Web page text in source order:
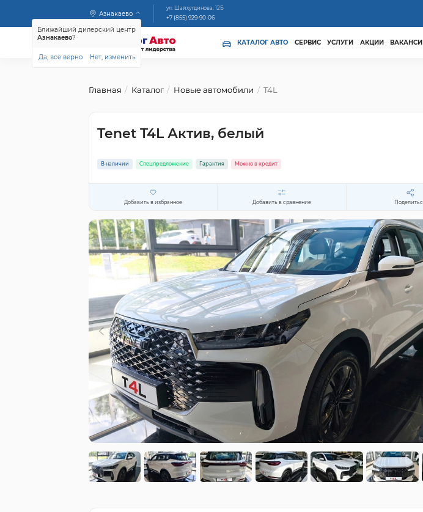
Азнакаево
Ближайший дилерский центр
Азнакаево?
Да, все верно Нет, изменить
ул. Шайхутдинова, 12Б
+7 (855) 929-90-06
КАТАЛОГ АВТО СЕРВИС УСЛУГИ АКЦИИ
Главная Каталог Новые автомобили T4L
Tenet T4L Актив, белый
В наличии Спецпредложение Гарантия Можно в кредит
Добавить в избранное Добавить в сравнение